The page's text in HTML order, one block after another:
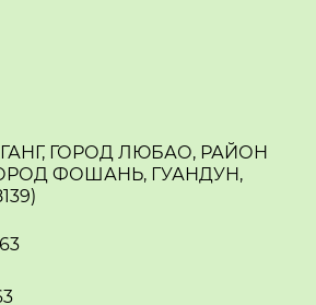
ГОРОД ЛЮБАО, РАЙОН
ФОШАНЬ, ГУАНДУН,